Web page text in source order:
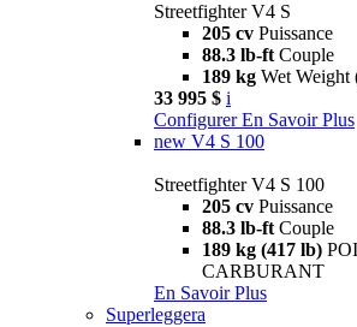
Streetfighter V4 S
205 cv Puissance
88.3 lb-ft Couple
189 kg Wet Weight
33 995 $ i
Configurer En Savoir Plus
new V4 S 100
Streetfighter V4 S 100
205 cv Puissance
88.3 lb-ft Couple
189 kg (417 lb)
CARBURANT
En Savoir Plus
Superleggera